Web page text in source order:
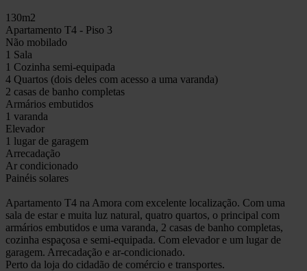
130m2
Apartamento T4 - Piso 3
Não mobilado
1 Sala
1 Cozinha semi-equipada
4 Quartos (dois deles com acesso a uma varanda)
2 casas de banho completas
Armários embutidos
1 varanda
Elevador
1 lugar de garagem
Arrecadação
Ar condicionado
Painéis solares
Apartamento T4 na Amora com excelente localização. Com uma
sala de estar e muita luz natural, quatro quartos, o principal com
armários embutidos e uma varanda, 2 casas de banho completas,
cozinha espaçosa e semi-equipada. Com elevador e um lugar de
garagem. Arrecadação e ar-condicionado.
Perto da loja do cidadão de comércio e transportes.